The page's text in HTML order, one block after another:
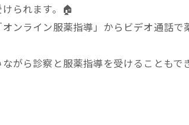
られます。🏠
ンライン服薬指導」からビデオ通話
がら診察と服薬指導を受けることもで